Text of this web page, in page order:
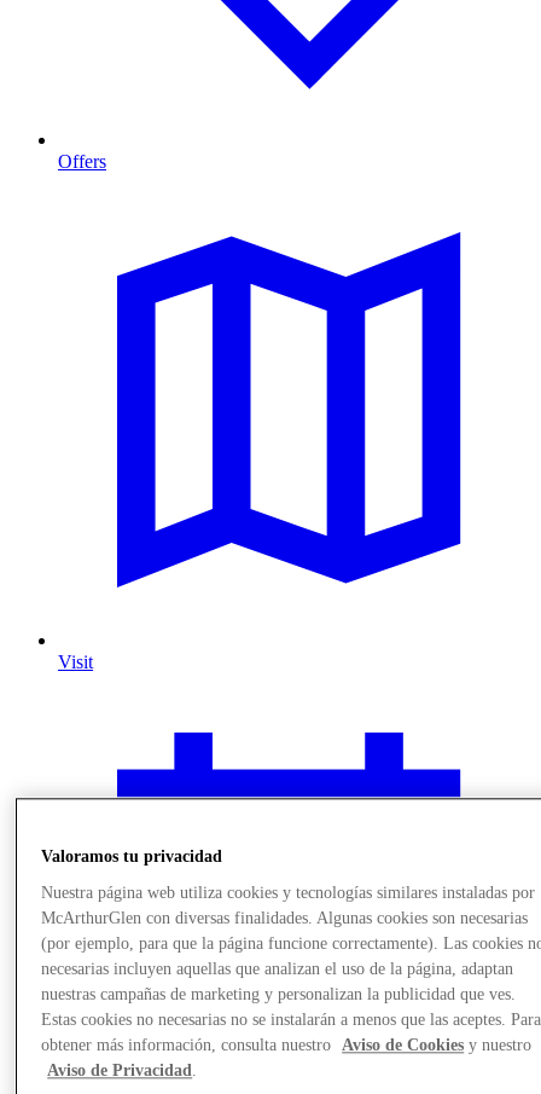
Offers
Visit
Valoramos tu privacidad
Nuestra página web utiliza cookies y tecnologías similares instaladas por
McArthurGlen con diversas finalidades. Algunas cookies son necesarias
(por ejemplo, para que la página funcione correctamente). Las cookies
necesarias incluyen aquellas que analizan el uso de la página, adaptan
nuestras campañas de marketing y personalizan la publicidad que ves.
Estas cookies no necesarias no se instalarán a menos que las aceptes. Para
obtener más información, consulta nuestro
Aviso de Cookies y nuestro
Aviso de Privacidad.